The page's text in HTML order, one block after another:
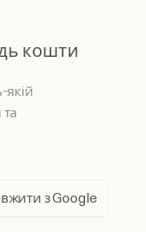
кошти
якій
з Google